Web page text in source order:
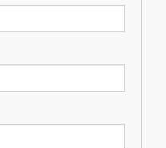
tecnologias em